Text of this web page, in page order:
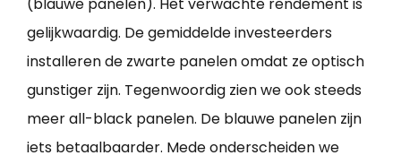
gelijkwaardig. De gemiddelde investeerders
installeren de zwarte panelen omdat ze optisch
gunstiger zijn. Tegenwoordig zien we ook steeds
meer all-black panelen. De blauwe panelen zijn
iets betaalbaarder. Mede onderscheiden we